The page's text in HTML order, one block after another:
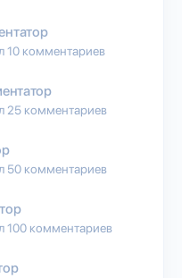
10 комментариев
25 комментариев
50 комментариев
100 комментариев